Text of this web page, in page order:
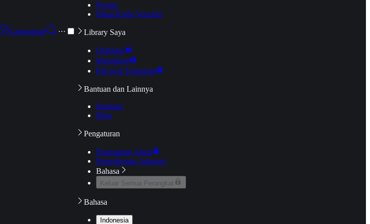
Langganan
···
Promo
Pakai Kode Voucher
Library Saya
Daftarku
Mengikuti
Riwayat Tontonan
Bantuan dan Lainnya
Bantuan
Blog
Pengaturan
Pengaturan Akun
Pemeriksaan Jaringan
Bahasa
Keluar Semua Perangkat
Bahasa
Indonesia